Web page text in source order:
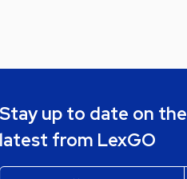
Stay up to date on the
latest from LexGO